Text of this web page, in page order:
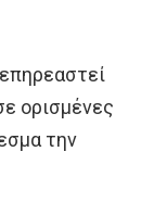
ορισμένες
την